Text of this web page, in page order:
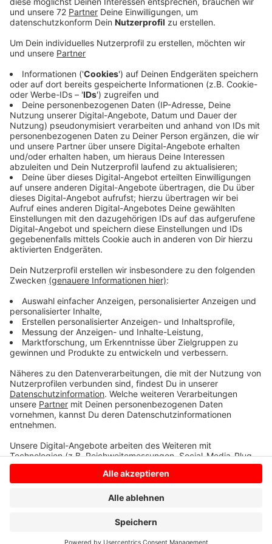
Viele Fahrlehrer haben jetzt Existenzängste. Wie zum
Beispiel Dieter Kock in Coesfeld. Die laufenden
Kosten, wie Versicherungen, muss er ja
weiterbezahlen. Deshalb hat er jetzt auch schon alle
seine Fahrschul-Autos und Motorräder abgemeldet.
Soweit ist es bei Michael Pöppelmann in Nottuln noch
nicht. Aber auch er versucht Förderungen zu
beantragen - um seine Fahrschule am Laufen zu
halten. Und Heike Brümmer in Ascheberg ist zu den
gewohnten Bürozeiten weiterhin für ihre Schüler zu
erreichen. Wenn sie zum Beispiel Fragen über den
Lernstoff haben. Alternativen für den theoretischen
Unterricht zu finden, ist aktuell schwierig. Für den
theoretischen Unterricht gilt für die Fahrschüler eine
Anwesenheitspflicht in den Räumen der Fahrschule.
Einige Fahrschulen haben schon bei der NRW-
Landesregierung um eine Ausnahme gebeten. Um zum
Beispiel Web-Seminare anbieten zu können. Doch die
habe das Land bisher abgelehnt, sagt Fahrlehrer
Michael Pöppelmann aus Nottuln.
Anzeige